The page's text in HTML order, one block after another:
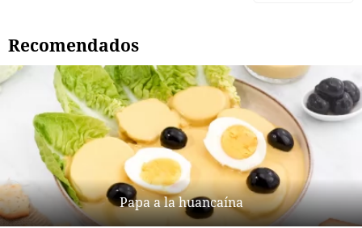
Recomendados
Papa a la huancaína